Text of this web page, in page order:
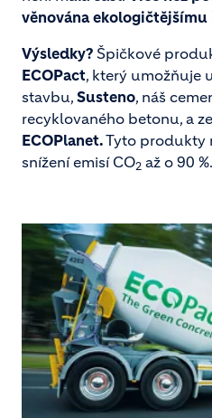
věnována ekologičtějšímu
Výsledky? Špičkové
ECOPact, který umožňuje
stavbu, Susteno, náš
recyklovaného betonu, a
ECOPlanet.Tyto produkty
snížení emisí CO2 až o 90 %.